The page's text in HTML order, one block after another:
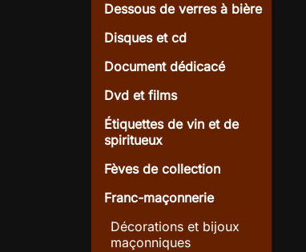
Dessous de verres à bière
Disques et cd
Document dédicacé
Dvd et films
Étiquettes de vin et de
spiritueux
Fèves de collection
Franc-maçonnerie
Décorations et bijoux
maçonniques